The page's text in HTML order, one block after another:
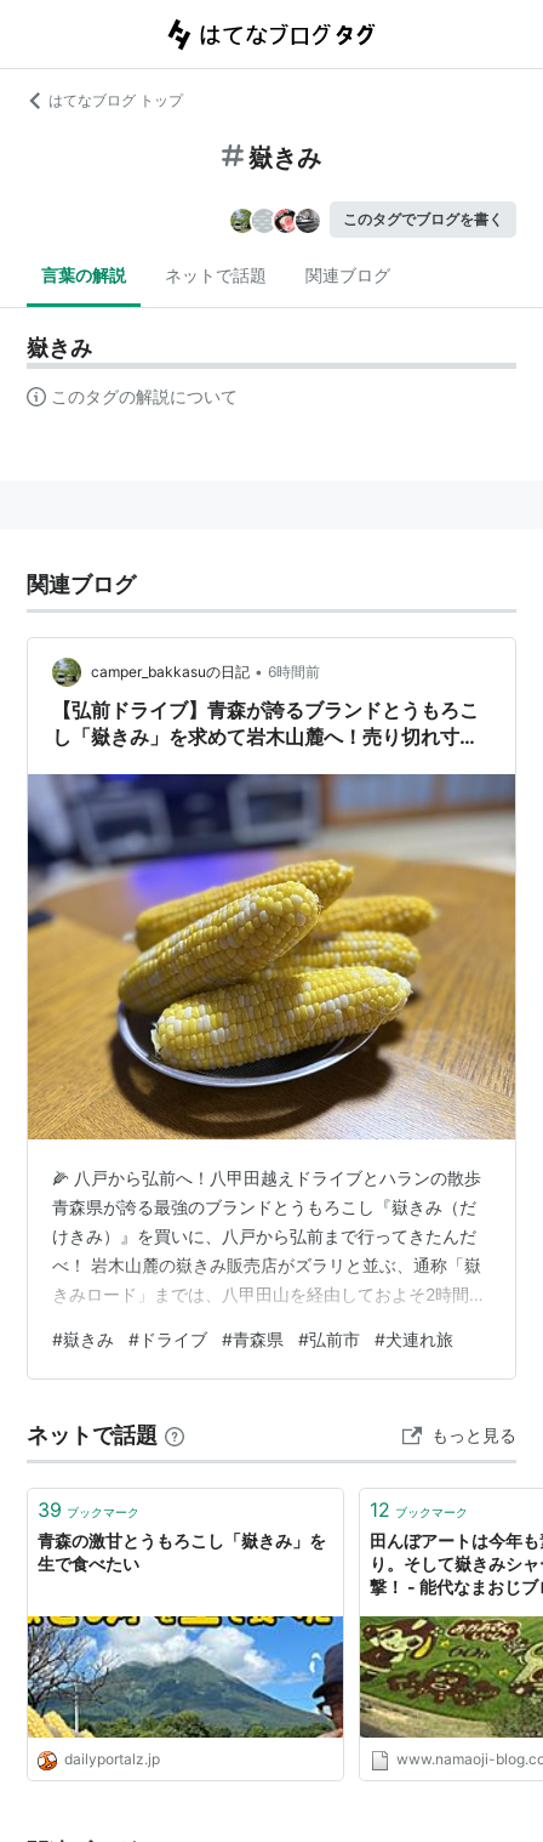
はてなブログ トップ
嶽きみ
このタグでブログを書く
言葉の解説 ネットで話題 関連ブログ
嶽きみ
このタグの解説について
関連ブログ
camper_bakkasuの日記 • 6時間前
【弘前ドライブ】青森が誇るブランドとうもろこ
し「嶽きみ」を求めて岩木山麓へ！売り切れ寸前
🌽 八戸から弘前へ！八甲田越えドライブとハランの散歩
青森県が誇る最強のブランドとうもろこし『嶽きみ（だ
けきみ）』を買いに、八戸から弘前まで行ってきたんだ
べ！ 岩木山麓の嶽きみ販売店がズラリと並ぶ、通称「嶽
きみロード」までは、八甲田山を経由しておよそ2時間
こいて自宅を出発し、途中の「道の駅 奥入瀬ろまんパー
ク」で愛犬ハラン（チワワ）の散歩をさせたんだべ。 こ
を通る時は必ずハランの散歩で立ち寄る大好きな場所な
んだべな。ちなみに「奥入瀬」って名前がついているけ
ど、観光名所の奥入瀬渓流まではここか…
#嶽きみ # ドライブ #青森県 #弘前市 #犬連れ旅
ネットで話題 もっと見る
39 ブックマーク
青森の激甘とうもろこし「嶽きみ」を
生で食べたい
dailyportalz.jp
12 ブックマーク
田んぼアートは今年
り。そして嶽きみシ
撃！ - 能代なまおじブ
www.namaoji-